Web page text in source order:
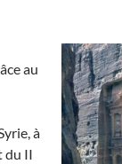
au
à
du II